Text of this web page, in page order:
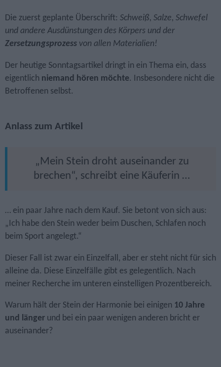
Die zuerst geplante Überschrift: Schweiß, Salze, Schwefel
und andere Ausdünstungen des Körpers und der
Zersetzungs­prozess von allen Materialien!
Der heutige Sonntagsartikel dringt in ein Thema ein, dass
eigentlich niemand hören möchte. Insbesondere nicht die
Betroffenen selbst.
Anlass zum Artikel
„Mein Stein droht auseinander zu
brechen“, schreibt eine Käuferin …
… ein paar Jahre nach dem Kauf. Sie betont von sich aus:
„Ich habe den Stein weder beim Duschen, Schlafen noch
beim Sport angelegt.“
Dieser Fall ist zwar ein Einzelfall, aber er steht nicht für sich
alleine da. Diese Einzelfälle gibt es gelegentlich. Nach
meiner Recherche im unteren einstelligen Prozentbereich.
Warum hält der Stein der Harmonie bei einigen 10 Jahre
und länger und bei ein paar wenigen anderen bricht er
auseinander?